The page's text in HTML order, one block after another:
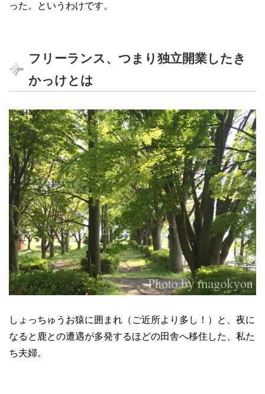
った。というわけです。
フリーランス、つまり独立開業したき
かっけとは
しょっちゅうお猿に囲まれ（ご近所より多し！）と、夜に
なると鹿との遭遇が多発するほどの田舎へ移住した、私た
ち夫婦。